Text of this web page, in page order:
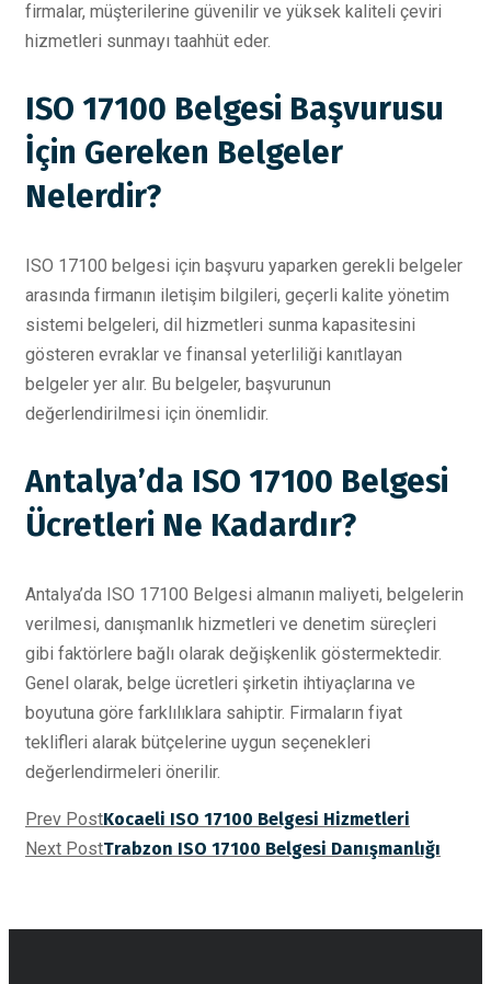
firmalar, müşterilerine güvenilir ve yüksek kaliteli çeviri
hizmetleri sunmayı taahhüt eder.
ISO 17100 Belgesi Başvurusu
İçin Gereken Belgeler
Nelerdir?
ISO 17100 belgesi için başvuru yaparken gerekli belgeler
arasında firmanın iletişim bilgileri, geçerli kalite yönetim
sistemi belgeleri, dil hizmetleri sunma kapasitesini
gösteren evraklar ve finansal yeterliliği kanıtlayan
belgeler yer alır. Bu belgeler, başvurunun
değerlendirilmesi için önemlidir.
Antalya’da ISO 17100 Belgesi
Ücretleri Ne Kadardır?
Antalya’da ISO 17100 Belgesi almanın maliyeti, belgelerin
verilmesi, danışmanlık hizmetleri ve denetim süreçleri
gibi faktörlere bağlı olarak değişkenlik göstermektedir.
Genel olarak, belge ücretleri şirketin ihtiyaçlarına ve
boyutuna göre farklılıklara sahiptir. Firmaların fiyat
teklifleri alarak bütçelerine uygun seçenekleri
değerlendirmeleri önerilir.
Prev PostKocaeli ISO 17100 Belgesi Hizmetleri
Next PostTrabzon ISO 17100 Belgesi Danışmanlığı